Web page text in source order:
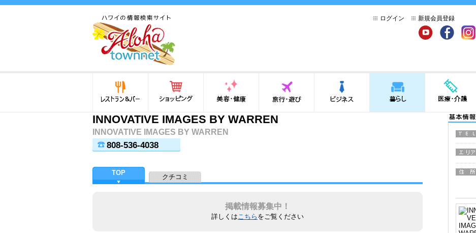
法律から運転免許証まで情
報が満載！
ログイン 新規会員登録
レストラン＆バー ショッピング 美容・健康 旅行・遊び 医療・介護
INNOVATIVE IMAGES BY WARREN
INNOVATIVE IMAGES BY WARREN
808-536-4038
TOP
クチコミ
掲載情報募集中！
詳しくはこちら をご覧ください
電話番
号